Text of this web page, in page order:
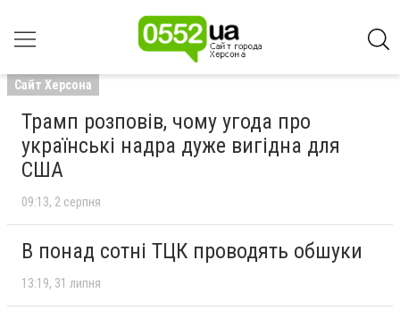
Сайт Херсона
Трамп розповів, чому угода про
українські надра дуже вигідна для
США
09:13 2 серпня
В понад сотні ТЦК проводять обшуки
13:19 31 липня